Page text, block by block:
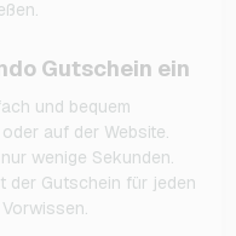
Gutschein ein
und bequem
auf der Website.
wenige Sekunden.
der Gutschein für jeden